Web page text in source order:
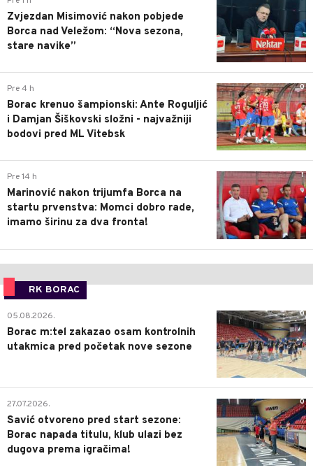
Zvjezdan Misimović nakon pobjede
Borca nad Veležom: “Nova sezona,
stare navike”
0
Pre 4 h
Borac krenuo šampionski: Ante Roguljić
i Damjan Šiškovski složni - najvažniji
bodovi pred ML Vitebsk
1
Pre 14 h
Marinović nakon trijumfa Borca na
startu prvenstva: Momci dobro rade,
imamo širinu za dva fronta!
RK BORAC
0
05.08.2026.
Borac m:tel zakazao osam kontrolnih
utakmica pred početak nove sezone
0
27.07.2026.
Savić otvoreno pred start sezone:
Borac napada titulu, klub ulazi bez
dugova prema igračima!